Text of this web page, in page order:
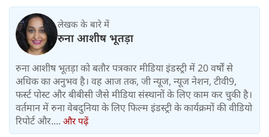
लेखक के बारे में
रुना आशीष भूतड़ा
रुना आशीष भूतड़ा को बतौर पत्रकार मीडिया इंडस्ट्री में 20 वर्षों से
अधिक का अनुभव है। वह आज तक, जी न्यूज, न्यूज नेशन, टीवी9,
फर्स्ट पोस्ट और बीबीसी जैसे मीडिया संस्थानों के लिए काम कर चुकी है।
वर्तमान में रुना वेबदुनिया के लिए फिल्म इंडस्ट्री के कार्यक्रमों की वीडियो
रिपोर्ट और.... और पढ़ें